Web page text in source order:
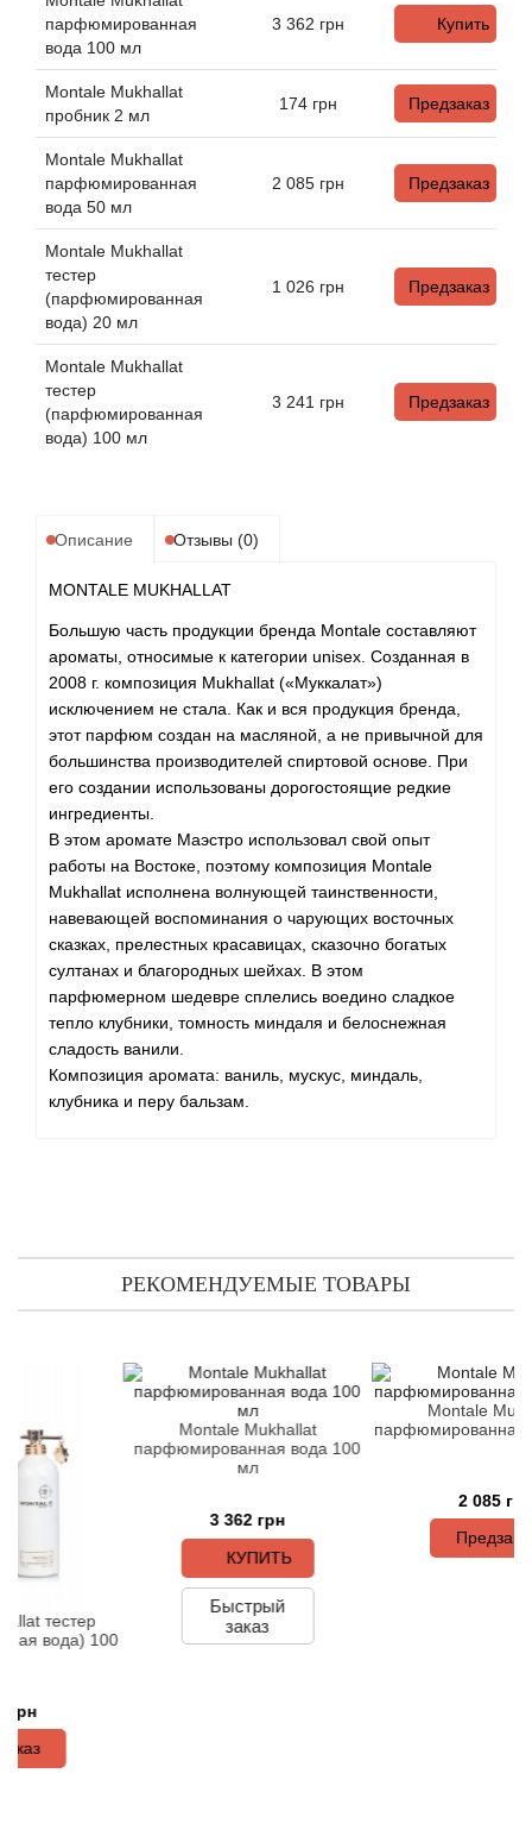
парфюмированная
вода 100 мл
3 362 грн Купить
Montale Mukhallat
пробник 2 мл
174 грн Предзаказ
Montale Mukhallat
парфюмированная
вода 50 мл
2 085 грн Предзаказ
Montale Mukhallat
тестер
(парфюмированная
вода) 20 мл
1 026 грн Предзаказ
Montale Mukhallat
тестер
(парфюмированная
вода) 100 мл
3 241 грн Предзаказ
Описание Отзывы (0)
MONTALE MUKHALLAT
Большую часть продукции бренда Montale составляют
ароматы, относимые к категории unisex. Созданная в
2008 г. композиция Mukhallat («Муккалат»)
исключением не стала. Как и вся продукция бренда,
этот парфюм создан на масляной, а не привычной для
большинства производителей спиртовой основе. При
его создании использованы дорогостоящие редкие
ингредиенты.
В этом аромате Маэстро использовал свой опыт
работы на Востоке, поэтому композиция Montale
Mukhallat исполнена волнующей таинственности,
навевающей воспоминания о чарующих восточных
сказках, прелестных красавицах, сказочно богатых
султанах и благородных шейхах. В этом
парфюмерном шедевре сплелись воедино сладкое
тепло клубники, томность миндаля и белоснежная
сладость ванили.
Композиция аромата: ваниль, мускус, миндаль,
клубника и перу бальзам.
РЕКОМЕНДУЕМЫЕ ТОВАРЫ
100
Montale Mukhallat
парфюмированная вода 100
3 362 грн
КУПИТЬ
Быстрый
Montale Mukhallat
парфюмированная вода
2 085 грн
Предзаказ
Amouage
Amouroud
Andre L'Arom
Angel Schlesser
Anima Mundi
Annayake
Annick Goutal
Antonia's Flowers
Antonio Banderas
Antonio Puig
Antonio Visconti
Aquolina
Arabesque Perfumes
Arabiyat
Aramis
Ariana Grande
Arte Profumi
ArteOlfatto
Asabi
Asgharali
Athena's